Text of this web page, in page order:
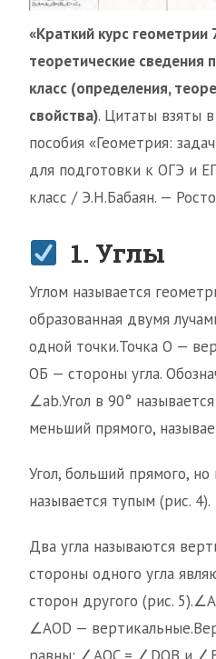
«Краткий курс геометрии
теоретические сведения
класс (определения,
свойства). Цитаты взяты
пособия «Геометрия:
для подготовки к ОГЭ и
класс / Э.Н.Бабаян. —
1. Углы
Углом называется
образованная двумя
одной точки.Точка О —
ОБ — стороны угла.
∠ab.Угол в 90°
меньший прямого,
Угол, больший прямого,
называется тупым (рис. 4).
Два угла называются
стороны одного угла
сторон другого (рис.
∠AOD —